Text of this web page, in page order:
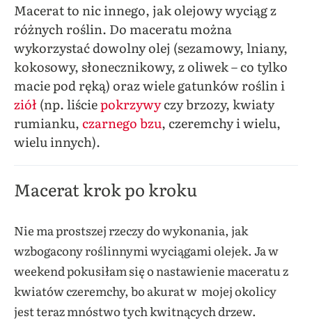
Macerat to nic innego, jak olejowy wyciąg z
różnych roślin. Do maceratu można
wykorzystać dowolny olej (sezamowy, lniany,
kokosowy, słonecznikowy, z oliwek – co tylko
macie pod ręką) oraz wiele gatunków roślin i
ziół (np. liściepokrzywyczy brzozy, kwiaty
rumianku,czarnego bzu, czeremchy i wielu,
wielu innych).
Macerat krok po kroku
Nie ma prostszej rzeczy do wykonania, jak
wzbogacony roślinnymi wyciągami olejek. Ja w
weekend pokusiłam się o nastawienie maceratu z
kwiatów czeremchy, bo akurat w mojej okolicy
jest teraz mnóstwo tych kwitnących drzew.